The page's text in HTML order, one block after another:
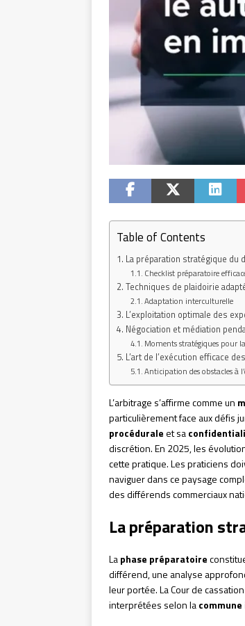
Table of Contents
La préparation stratégique du
Checklist préparatoire
Techniques de plaidoirie
Adaptation interculturelle
L’exploitation optimale des
Négociation et médiation
Moments stratégiques pour
L’art de l’exécution efficace
Anticipation des obstacles à
L’arbitrage s’affirme comme un
particulièrement face aux défis
procéduraleet sa
discrétion. En 2025, les
cette pratique. Les praticiens
naviguer dans ce paysage
des différends commerciaux
La préparation
Laphase préparatoire
différend, une analyse
leur portée. La Cour de
interprétées selon la